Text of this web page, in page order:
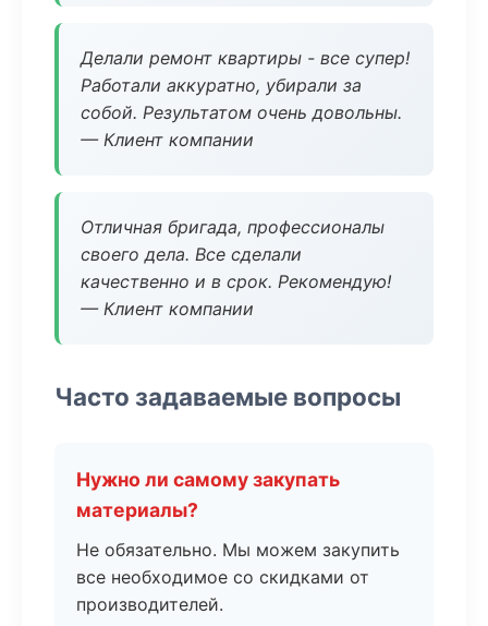
Делали ремонт квартиры - все супер!
Работали аккуратно, убирали за
собой. Результатом очень довольны.
— Клиент компании
Отличная бригада, профессионалы
своего дела. Все сделали
качественно и в срок. Рекомендую!
— Клиент компании
Часто задаваемые вопросы
Нужно ли самому закупать
материалы?
Не обязательно. Мы можем закупить
все необходимое со скидками от
производителей.